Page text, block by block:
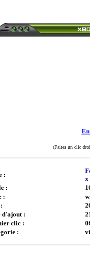
(Faites un clic
:
x
:
:
d'ajout :
clic :
: